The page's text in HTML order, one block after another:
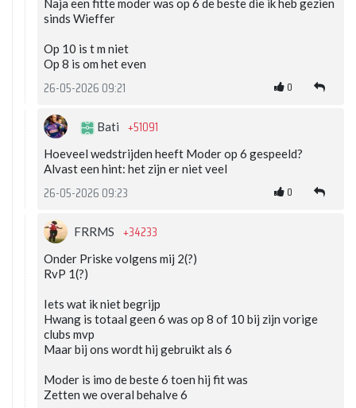
Naja een fitte moder was op 6 de beste die ik heb gezien
sinds Wieffer
Op 10 is t m niet
Op 8 is om het even
26-05-2026 09:21 0
Bati +51091
Hoeveel wedstrijden heeft Moder op 6 gespeeld?
Alvast een hint: het zijn er niet veel
26-05-2026 09:23 0
FRRMS +34233
Onder Priske volgens mij 2(?)
RvP 1(?)
Iets wat ik niet begrijp
Hwang is totaal geen 6 was op 8 of 10 bij zijn vorige
clubs mvp
Maar bij ons wordt hij gebruikt als 6
Moder is imo de beste 6 toen hij fit was
Zetten we overal behalve 6